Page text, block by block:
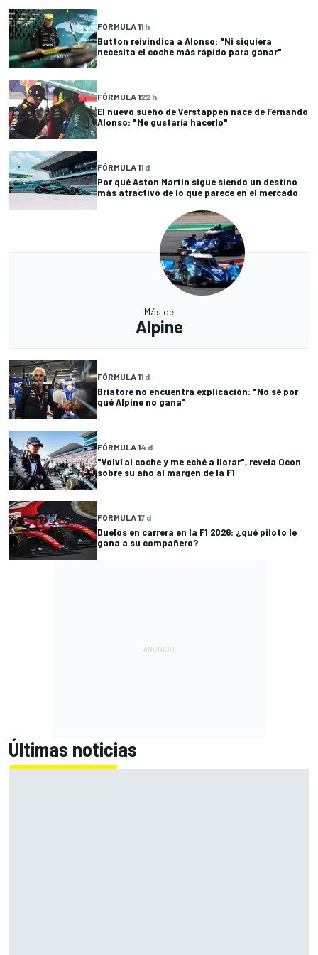
FÓRMULA 11 h
Button reivindica a Alonso: "Ni siquiera
necesita el coche más rápido para ganar"
FÓRMULA 122 h
El nuevo sueño de Verstappen nace de Fernando
Alonso: "Me gustaría hacerlo"
FÓRMULA 11 d
Por qué Aston Martin sigue siendo un destino
más atractivo de lo que parece en el mercado
Más de
Alpine
FÓRMULA 11 d
Briatore no encuentra explicación: "No sé por
qué Alpine no gana"
FÓRMULA 14 d
"Volví al coche y me eché a llorar", revela Ocon
sobre su año al margen de la F1
FÓRMULA 17 d
Duelos en carrera en la F1 2026: ¿qué piloto le
gana a su compañero?
Últimas noticias